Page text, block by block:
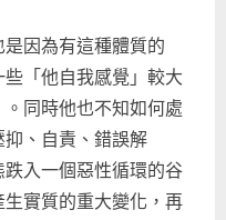
因為有這種體質的
「他自我感覺」較大
同時他也不知如何處
、自責、錯誤解
入一個惡性循環的谷
實質的重大變化，再